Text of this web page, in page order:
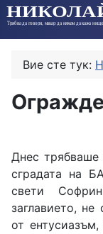
Вие сте тук:
Днес трябваше
сградата на
свети
заглавието,
от